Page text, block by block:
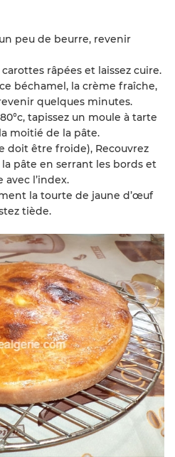
peu de beurre, revenir
râpées et laissez cuire.
béchamel, la crème fraîche,
quelques minutes.
tapissez un moule à tarte
moitié de la pâte.
doit être froide), Recouvrez
pâte en serrant les bords et
l’index.
la tourte de jaune d’œuf
tiède.